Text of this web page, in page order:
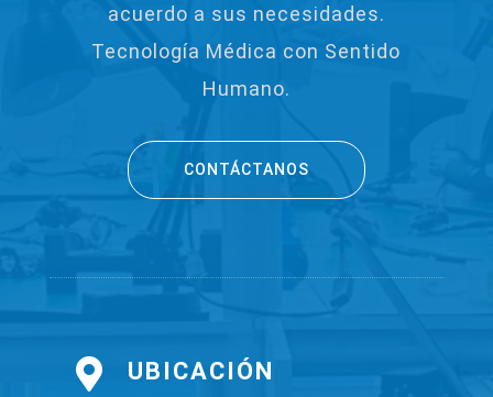
acuerdo a sus necesidades.
Tecnología Médica con Sentido
Humano.
CONTÁCTANOS
 UBICACIÓN